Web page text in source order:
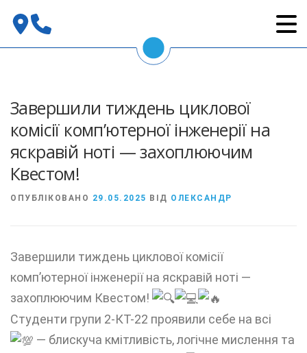
Завершили тиждень циклової
комісії комп’ютерної інженерії на
яскравій ноті — захоплюючим
Квестом!
ОПУБЛІКОВАНО 29.05.2025 ВІД ОЛЕКСАНДР
Завершили тиждень циклової комісії
комп’ютерної інженерії на яскравій ноті —
захоплюючим Квестом!
Студенти групи 2-КТ-22 проявили себе на всі
— блискуча кмітливість, логічне мислення та